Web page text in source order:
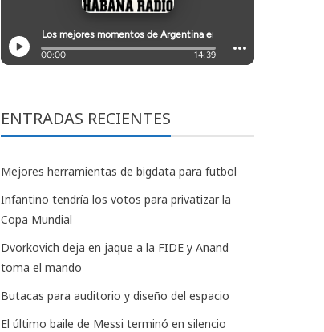
ENTRADAS RECIENTES
Mejores herramientas de bigdata para futbol
Infantino tendría los votos para privatizar la
Copa Mundial
Dvorkovich deja en jaque a la FIDE y Anand
toma el mando
Butacas para auditorio y diseño del espacio
El último baile de Messi terminó en silencio